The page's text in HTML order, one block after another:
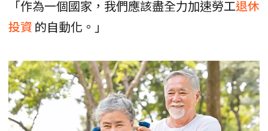
「作為一個國家，我們應該盡全力加速勞工退休
投資 的自動化。」